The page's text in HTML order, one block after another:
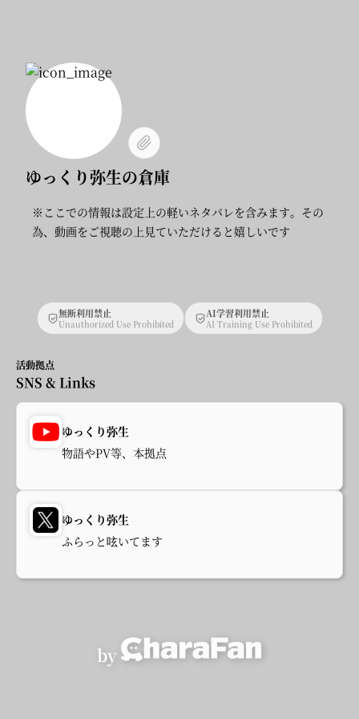
ゆっくり弥生の倉庫
※ここでの情報は設定上の軽いネタバレを含みます。その
為、動画をご視聴の上見ていただけると嬉しいです
無断利用禁止
Unauthorized Use Prohibited
AI学習利用禁止
AI Training Use Prohibited
活動拠点
SNS & Links
ゆっくり弥生
物語やPV等、本拠点
ゆっくり弥生
ふらっと呟いてます
by